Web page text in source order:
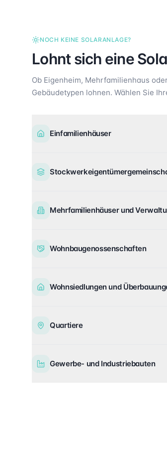
NOCH KEINE SOLARANLAGE?
Lohnt sich eine
Ob Eigenheim, Mehrfamilienhaus
Gebäudetypen lohnen. Wählen Sie
Einfamilienhäuser
Mehrfamilienhäuser und
Wohnbaugenossenschaften
Wohnsiedlungen und
Quartiere
Gewerbe- und Industriebauten